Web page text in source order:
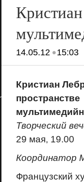
14.05.12•15:03
Кристиан
пространстве
Творческий
29 мая, 19.00
Координатор
Французский